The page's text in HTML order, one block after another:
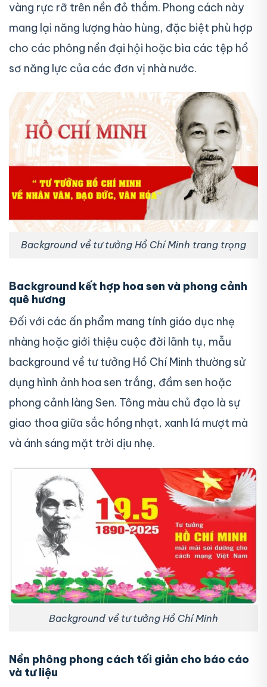
vàng rực rỡ trên nền đỏ thắm. Phong cách này
mang lại năng lượng hào hùng, đặc biệt phù hợp
cho các phông nền đại hội hoặc bìa các tệp hồ
sơ năng lực của các đơn vị nhà nước.
Background về tư tưởng Hồ Chí Minh trang trọng
Background kết hợp hoa sen và phong cảnh
quê hương
Đối với các ấn phẩm mang tính giáo dục nhẹ
nhàng hoặc giới thiệu cuộc đời lãnh tụ, mẫu
background về tư tưởng Hồ Chí Minh thường sử
dụng hình ảnh hoa sen trắng, đầm sen hoặc
phong cảnh làng Sen. Tông màu chủ đạo là sự
giao thoa giữa sắc hồng nhạt, xanh lá mượt mà
và ánh sáng mặt trời dịu nhẹ.
Background về tư tưởng Hồ Chí Minh
Nền phông phong cách tối giản cho báo cáo
và tư liệu